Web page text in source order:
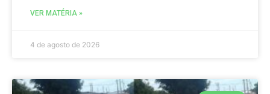
VER MATÉRIA »
4 de agosto de 2026